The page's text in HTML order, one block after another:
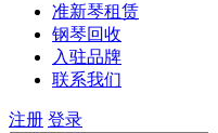
准新琴租赁
钢琴回收
入驻品牌
联系我们
注册 登录